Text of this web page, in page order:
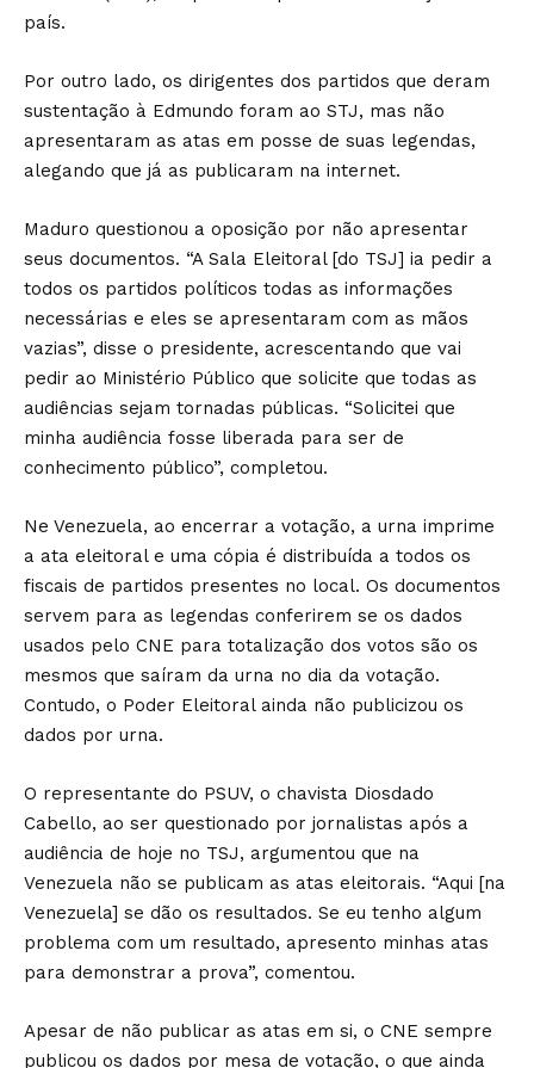
país.
Por outro lado, os dirigentes dos partidos que deram
sustentação à Edmundo foram ao STJ, mas não
apresentaram as atas em posse de suas legendas,
alegando que já as publicaram na internet.
Maduro questionou a oposição por não apresentar
seus documentos. “A Sala Eleitoral [do TSJ] ia pedir a
todos os partidos políticos todas as informações
necessárias e eles se apresentaram com as mãos
vazias”, disse o presidente, acrescentando que vai
pedir ao Ministério Público que solicite que todas as
audiências sejam tornadas públicas. “Solicitei que
minha audiência fosse liberada para ser de
conhecimento público”, completou.
Ne Venezuela, ao encerrar a votação, a urna imprime
a ata eleitoral e uma cópia é distribuída a todos os
fiscais de partidos presentes no local. Os documentos
servem para as legendas conferirem se os dados
usados pelo CNE para totalização dos votos são os
mesmos que saíram da urna no dia da votação.
Contudo, o Poder Eleitoral ainda não publicizou os
dados por urna.
O representante do PSUV, o chavista Diosdado
Cabello, ao ser questionado por jornalistas após a
audiência de hoje no TSJ, argumentou que na
Venezuela não se publicam as atas eleitorais. “Aqui [na
Venezuela] se dão os resultados. Se eu tenho algum
problema com um resultado, apresento minhas atas
para demonstrar a prova”, comentou.
Apesar de não publicar as atas em si, o CNE sempre
publicou os dados por mesa de votação, o que ainda